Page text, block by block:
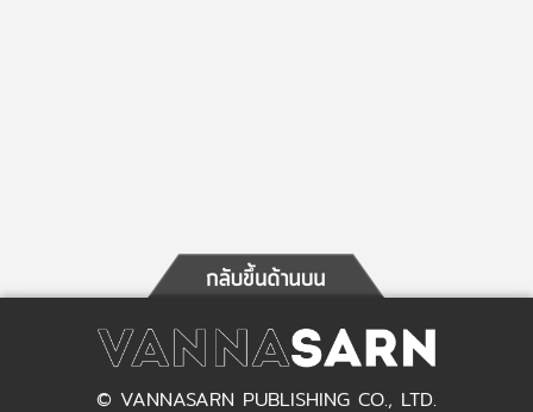
© VANNASARN PUBLISHING CO., LTD.